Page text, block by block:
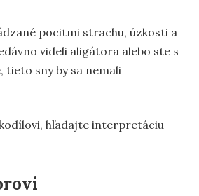
pocitmi strachu, úzkosti a
videli aligátora alebo ste s
tieto sny by sa nemali
hľadajte interpretáciu